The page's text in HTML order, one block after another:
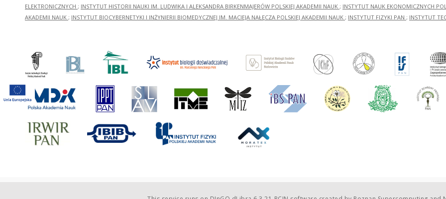
ELEKTRONICZNYCH ; INSTYTUT HISTORII NAUKI IM. LUDWIKA I ALEKSANDRA BIRKENMAJERÓW POLSKIEJ AKADEMII NAUK ; INSTYTUT NAUK EKONOMICZNYCH
AKADEMII NAUK ; INSTYTUT BIOCYBERNETYKI I INŻYNIERII BIOMEDYCZNEJ IM. MACIEJA NAŁĘCZA POLSKIEJ AKADEMII NAUK ; INSTYTUT FIZYKI PAN ; INSTYTUT